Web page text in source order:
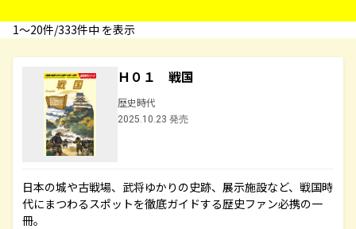
1〜20件/333件中 を表示
Ｈ０１ 戦国
歴史時代
2025.10.23 発売
日本の城や古戦場、武将ゆかりの史跡、展示施設など、戦国時
代にまつわるスポットを徹底ガイドする歴史ファン必携の一
冊。